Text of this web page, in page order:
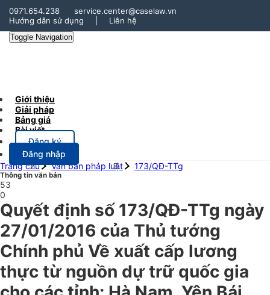
0971.654.238
service.center@caselaw.vn
Hướng dẫn sử dụng
Liên hệ
Toggle Navigation
Giới thiệu
Giải pháp
Bảng giá
Bài viết
Đăng ký
Đăng nhập
Trang chủ
Văn bản pháp luật 173/QĐ-TTg
Thông tin văn bản
53
0
Quyết định số 173/QĐ-TTg ngày
27/01/2016 của Thủ tướng
Chính phủ Về xuất cấp lương
thực từ nguồn dự trữ quốc gia